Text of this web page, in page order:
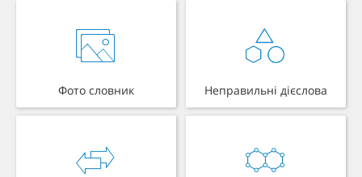
Фото словник Неправильні дієслова